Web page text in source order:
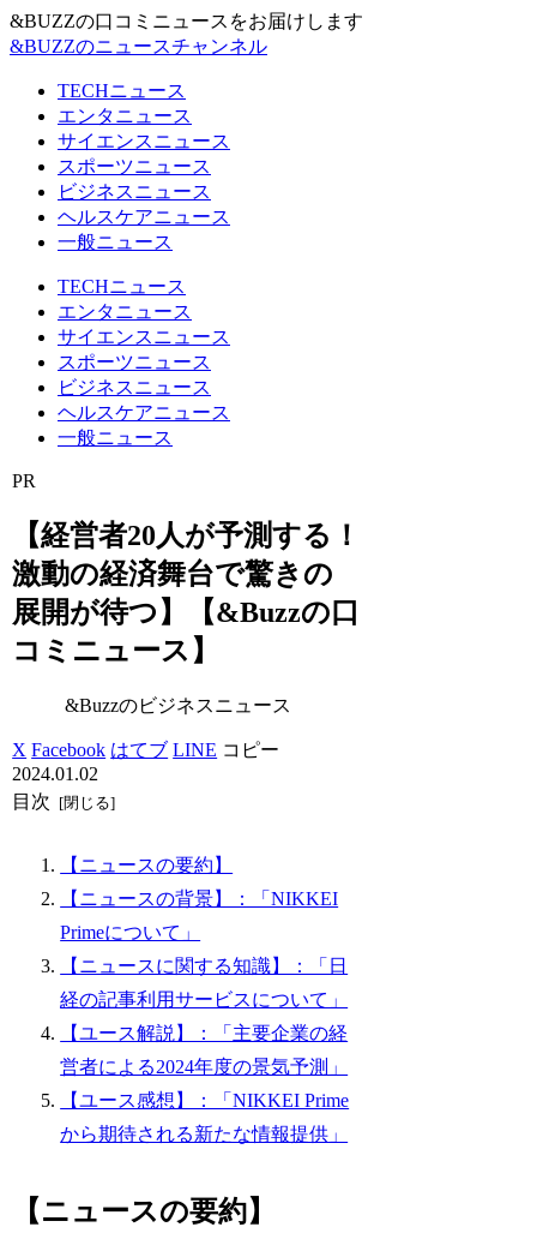
&BUZZの口コミニュースをお届けします
&BUZZのニュースチャンネル
TECHニュース
エンタニュース
サイエンスニュース
スポーツニュース
ビジネスニュース
ヘルスケアニュース
一般ニュース
TECHニュース
エンタニュース
サイエンスニュース
スポーツニュース
ビジネスニュース
ヘルスケアニュース
一般ニュース
PR
【経営者20人が予測する！
激動の経済舞台で驚きの
展開が待つ】【&Buzzの口
コミニュース】
&Buzzのビジネスニュース
X Facebook はてブ LINE コピー
2024.01.02
目次
【ニュースの要約】
【ニュースの背景】：「NIKKEI
Primeについて」
【ニュースに関する知識】：「日
経の記事利用サービスについて」
【ユース解説】：「主要企業の経
営者による2024年度の景気予測」
【ユース感想】：「NIKKEI Prime
から期待される新たな情報提供」
【ニュースの要約】